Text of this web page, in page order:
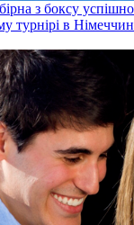
з боксу
турнірі в